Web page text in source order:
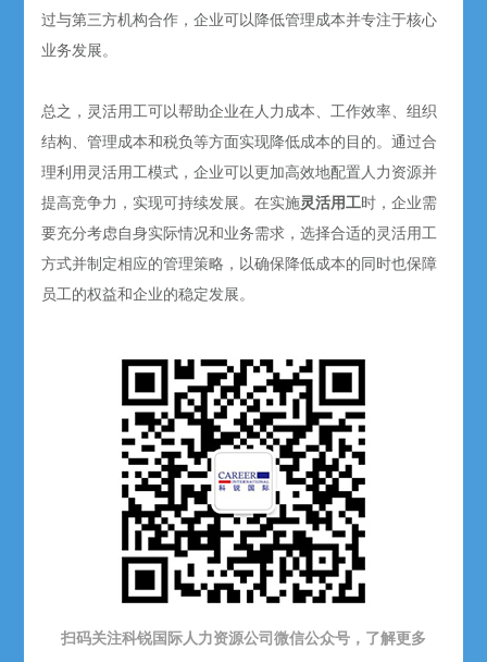
过与第三方机构合作，企业可以降低管理成本并专注于核心
业务发展。
总之，灵活用工可以帮助企业在人力成本、工作效率、组织
结构、管理成本和税负等方面实现降低成本的目的。通过合
理利用灵活用工模式，企业可以更加高效地配置人力资源并
提高竞争力，实现可持续发展。在实施灵活用工时，企业需
要充分考虑自身实际情况和业务需求，选择合适的灵活用工
方式并制定相应的管理策略，以确保降低成本的同时也保障
员工的权益和企业的稳定发展。
扫码关注科锐国际人力资源公司微信公众号，了解更多